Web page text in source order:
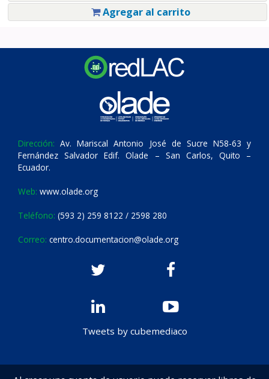
Agregar al carrito
Dirección: Av. Mariscal Antonio José de Sucre N58-63 y
Fernández Salvador Edif. Olade – San Carlos, Quito –
Ecuador.
Web: www.olade.org
Teléfono: (593 2) 259 8122 / 2598 280
Correo: centro.documentacion@olade.org
Tweets by cubemediaco